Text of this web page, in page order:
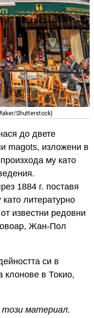
Shutterstock)
до двете
magots, изложени в
му като
1884 г. поставя
литературно
известни редовни
Жан-Пол
си в
клонове в Токио,
този материал.